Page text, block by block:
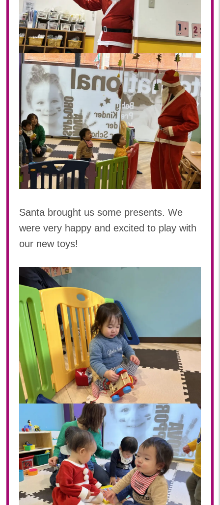
Santa brought us some presents. We
were very happy and excited to play with
our new toys!